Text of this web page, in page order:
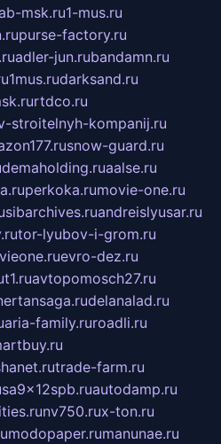
msk.ru1-mus.ru
purse-factory.ru
adler-jun.rubandamn.ru
1mus.rudarksand.ru
rtdco.ru
stroitelnyh-kompanij.ru
snow-guard.ru
demaholding.ruaalse.ru
perkoka.rumovie-one.ru
sibarchives.ruandreislyusar.ru
tor-lyubov-i-grom.ru
evro-dez.ru
avtopomosch27.ru
delanalad.ru
aria-family.ruroadli.ru
trade-farm.ru
autodamp.ru
nv750.rux-ton.ru
modopaper.rumanunae.ru